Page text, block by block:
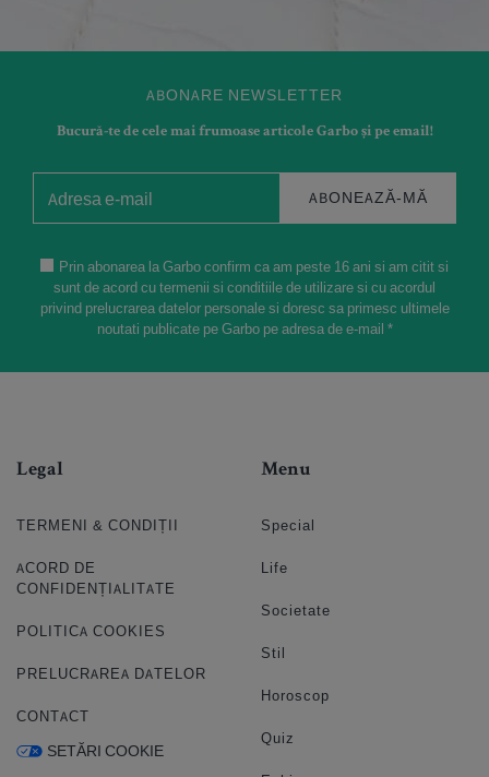
ABONARE NEWSLETTER
Bucură-te de cele mai frumoase articole Garbo și pe email!
ABONEAZĂ-MĂ
Prin abonarea la Garbo confirm ca am peste 16 ani si am citit si
sunt de acord cu termenii si conditiile de utilizare si cu acordul
privind prelucrarea datelor personale si doresc sa primesc ultimele
noutati publicate pe Garbo pe adresa de e-mail *
Legal
TERMENI & CONDIȚII
ACORD DE
CONFIDENȚIALITATE
POLITICA COOKIES
PRELUCRAREA DATELOR
CONTACT
SETĂRI COOKIE
Menu
Special
Life
Societate
Stil
Horoscop
Quiz